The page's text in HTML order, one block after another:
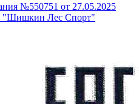
№550751 от 27.05.2025
"Шишкин Лес Спорт"